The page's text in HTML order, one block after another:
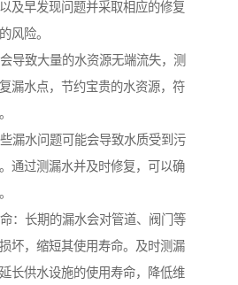
及早发现问题并采取相应的修复
风险。
导致大量的水资源无端流失，测
漏水点，节约宝贵的水资源，符
漏水问题可能会导致水质受到污
通过测漏水并及时修复，可以确
：长期的漏水会对管道、阀门等
坏，缩短其使用寿命。及时测漏
长供水设施的使用寿命，降低维